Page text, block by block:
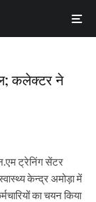
कलेक्टर ने
ट्रेनिंग सेंटर
केन्द्र अमोड़ा में
का चयन किया